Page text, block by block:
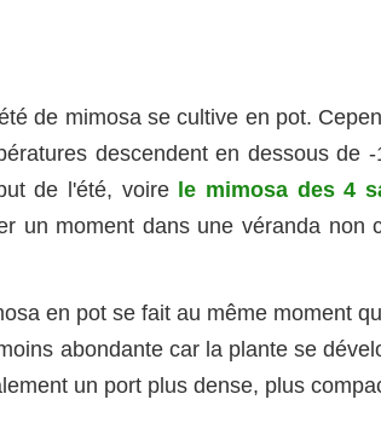
de mimosa se cultive en pot.
descendent en dessous de
de l'été, voire le mimosa des 4
un moment dans une véranda non
en pot se fait au même moment
abondante car la plante se
un port plus dense, plus